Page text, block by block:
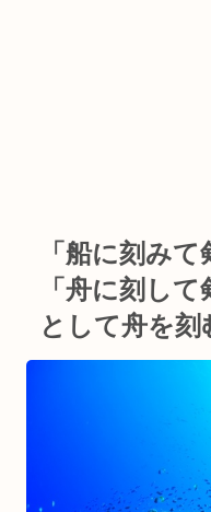
「船に刻み
「舟に刻し
として舟を